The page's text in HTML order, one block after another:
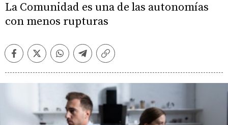
La Comunidad es una de las autonomías
con menos rupturas
FacebookTwitterWhatsappTelegramCopiar